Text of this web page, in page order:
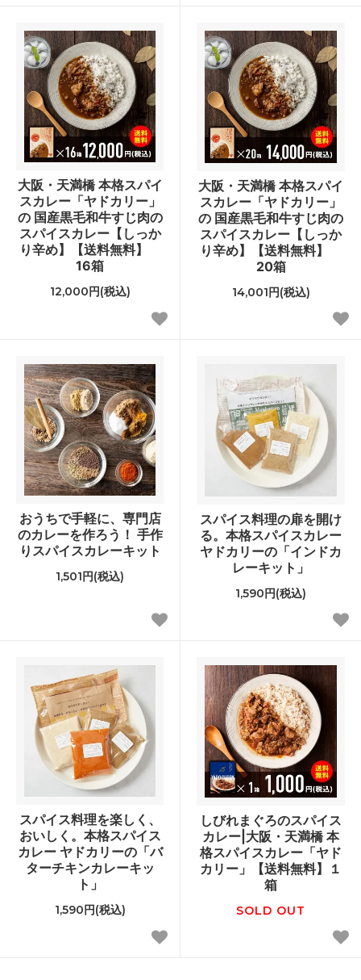
大阪・天満橋 本格スパイ
スカレー「ヤドカリー」
の 国産黒毛和牛すじ肉の
スパイスカレー【しっか
り辛め】【送料無料】
16箱
12,000円(税込)
大阪・天満橋 本格スパイ
スカレー「ヤドカリー」
の 国産黒毛和牛すじ肉の
スパイスカレー【しっか
り辛め】【送料無料】
20箱
14,001円(税込)
おうちで手軽に、専門店
のカレーを作ろう！ 手作
りスパイスカレーキット
1,501円(税込)
スパイス料理の扉を開け
る。本格スパイスカレー
ヤドカリーの「インドカ
レーキット」
1,590円(税込)
スパイス料理を楽しく、
おいしく。本格スパイス
カレー ヤドカリーの「バ
ターチキンカレーキッ
ト」
1,590円(税込)
しびれまぐろのスパイス
カレー|大阪・天満橋 本
格スパイスカレー「ヤド
カリー」【送料無料】１
箱
SOLD OUT